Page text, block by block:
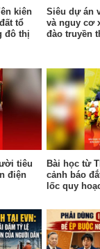
kiên
tổ
đô thị
Siêu dự án
và nguy cơ
đào truyền
tiêu
điện
Bài học từ
cảnh báo
lốc quy